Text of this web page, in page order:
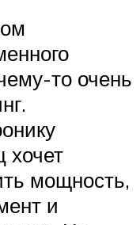
то очень
хочет
мощность,
и